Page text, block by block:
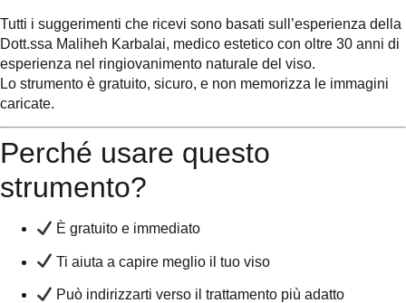
Tutti i suggerimenti che ricevi sono basati sull’esperienza della
Dott.ssa Maliheh Karbalai, medico estetico con oltre 30 anni di
esperienza nel ringiovanimento naturale del viso.
Lo strumento è gratuito, sicuro, e non memorizza le immagini
caricate.
Perché usare questo
strumento?
È gratuito e immediato
Ti aiuta a capire meglio il tuo viso
Può indirizzarti verso il trattamento più adatto